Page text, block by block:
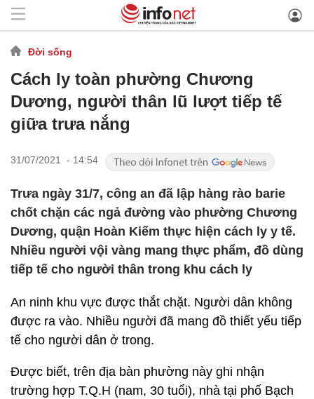
Đời sống
Cách ly toàn phường Chương
Dương, người thân lũ lượt tiếp tế
giữa trưa nắng
31/07/2021 - 14:54
Trưa ngày 31/7, công an đã lập hàng rào barie
chốt chặn các ngả đường vào phường Chương
Dương, quận Hoàn Kiếm thực hiện cách ly y tế.
Nhiều người vội vàng mang thực phẩm, đồ dùng
tiếp tế cho người thân trong khu cách ly
An ninh khu vực được thắt chặt. Người dân không
được ra vào. Nhiều người đã mang đồ thiết yếu tiếp
tế cho người dân ở trong.
Được biết, trên địa bàn phường này ghi nhận
trường hợp T.Q.H (nam, 30 tuổi), nhà tại phố Bạch